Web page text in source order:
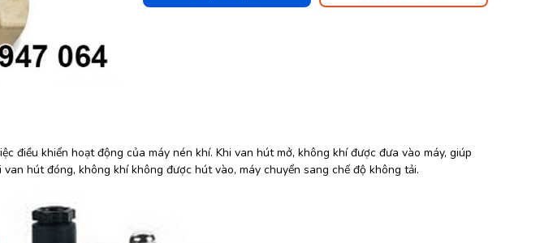
điều khiển hoạt động của máy nén khí. Khi van hút mở, không khí được đưa vào máy, giúp
hút đóng, không khí không được hút vào, máy chuyển sang chế độ không tải.